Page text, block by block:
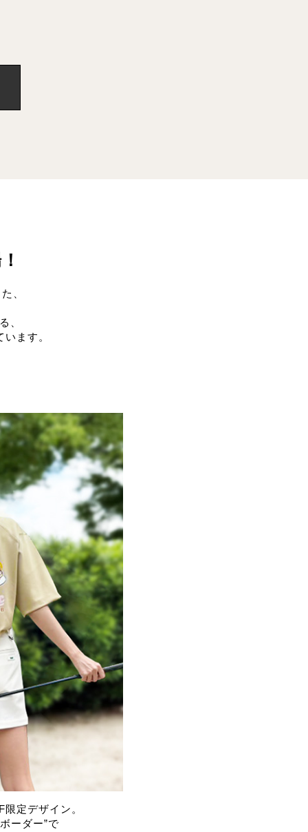
、
、
ます。
定デザイン。
ーダー”で